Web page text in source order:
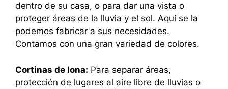
dentro de su casa, o para dar una vista o
proteger áreas de la lluvia y el sol. Aquí se la
podemos fabricar a sus necesidades.
Contamos con una gran variedad de colores.
Cortinas de lona: Para separar áreas,
protección de lugares al aire libre de lluvias o